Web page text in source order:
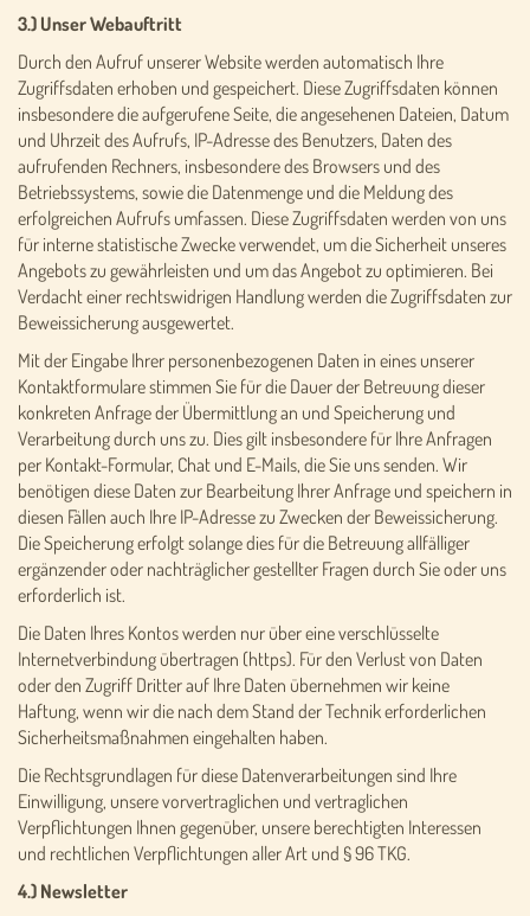
3.) Unser Webauftritt
Durch den Aufruf unserer Website werden automatisch Ihre
Zugriffsdaten erhoben und gespeichert. Diese Zugriffsdaten können
insbesondere die aufgerufene Seite, die angesehenen Dateien, Datum
und Uhrzeit des Aufrufs, IP-Adresse des Benutzers, Daten des
aufrufenden Rechners, insbesondere des Browsers und des
Betriebssystems, sowie die Datenmenge und die Meldung des
erfolgreichen Aufrufs umfassen. Diese Zugriffsdaten werden von uns
für interne statistische Zwecke verwendet, um die Sicherheit unseres
Angebots zu gewährleisten und um das Angebot zu optimieren. Bei
Verdacht einer rechtswidrigen Handlung werden die Zugriffsdaten zur
Beweissicherung ausgewertet.
Mit der Eingabe Ihrer personenbezogenen Daten in eines unserer
Kontaktformulare stimmen Sie für die Dauer der Betreuung dieser
konkreten Anfrage der Übermittlung an und Speicherung und
Verarbeitung durch uns zu. Dies gilt insbesondere für Ihre Anfragen
per Kontakt-Formular, Chat und E-Mails, die Sie uns senden. Wir
benötigen diese Daten zur Bearbeitung Ihrer Anfrage und speichern in
diesen Fällen auch Ihre IP-Adresse zu Zwecken der Beweissicherung.
Die Speicherung erfolgt solange dies für die Betreuung allfälliger
ergänzender oder nachträglicher gestellter Fragen durch Sie oder uns
erforderlich ist.
Die Daten Ihres Kontos werden nur über eine verschlüsselte
Internetverbindung übertragen (https). Für den Verlust von Daten
oder den Zugriff Dritter auf Ihre Daten übernehmen wir keine
Haftung, wenn wir die nach dem Stand der Technik erforderlichen
Sicherheitsmaßnahmen eingehalten haben.
Die Rechtsgrundlagen für diese Datenverarbeitungen sind Ihre
Einwilligung, unsere vorvertraglichen und vertraglichen
Verpflichtungen Ihnen gegenüber, unsere berechtigten Interessen
und rechtlichen Verpflichtungen aller Art und § 96 TKG.
4.) Newsletter